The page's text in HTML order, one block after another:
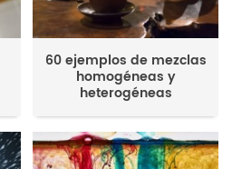
60 ejemplos de mezclas
homogéneas y
heterogéneas